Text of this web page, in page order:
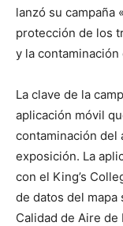
lanzó su campaña
protección de los
y la
La clave de la
aplicación móvil
contaminación del
exposición. La
con el King’s
de datos del mapa
Calidad de Aire de